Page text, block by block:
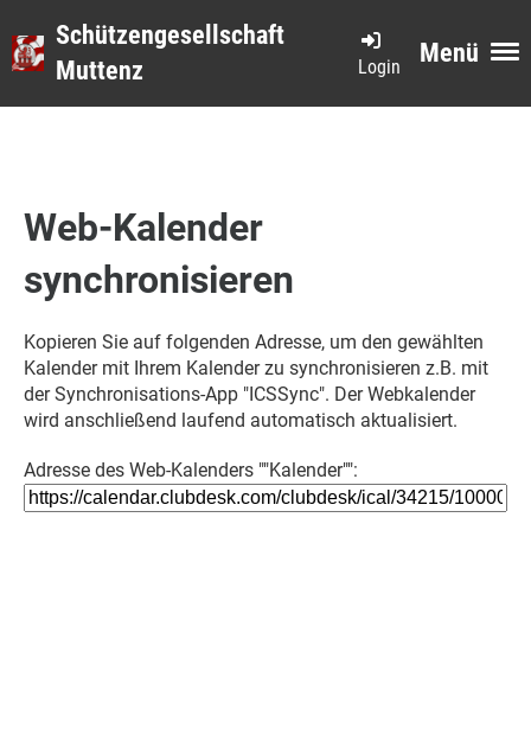
Menü
Login
Schützengesellschaft
Muttenz
Web-Kalender
synchronisieren
Kopieren Sie auf folgenden Adresse, um den gewählten
Kalender mit Ihrem Kalender zu synchronisieren z.B. mit
der Synchronisations-App "ICSSync". Der Webkalender
wird anschließend laufend automatisch aktualisiert.
Adresse des Web-Kalenders ""Kalender"":